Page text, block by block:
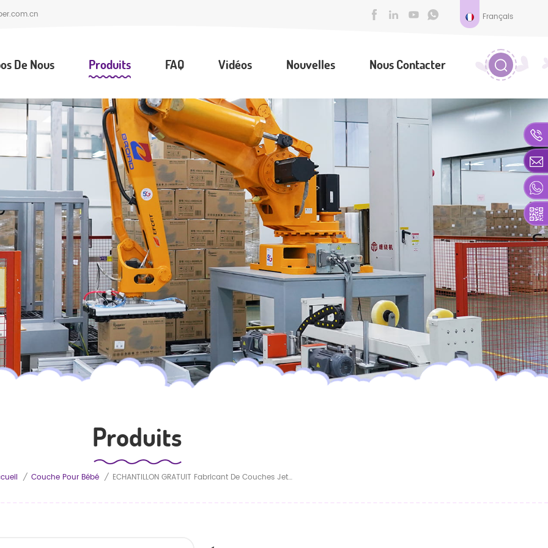
Français
De Nous Produits FAQ Vidéos Nouvelles Nous Contacter
Produits
/ Couche Pour Bébé / ÉCHANTILLON GRATUIT Fabricant De Couches Jetables Personnalisées Pour Bébé Couches Jetables Personnalisées Pour Bébé De Qualité A